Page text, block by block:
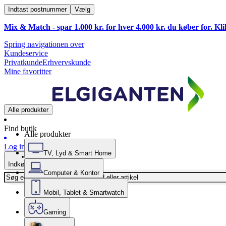
Indtast postnummer Vælg
Mix & Match - spar 1.000 kr. for hver 4.000 kr. du køber for.
Spring navigationen over
Kundeservice
PrivatkundeErhvervskunde
Mine favoritter
Alle produkter
Find butik
Log ind
Indkøbskurv
Alle produkter
TV, Lyd & Smart Home
Computer & Kontor
Mobil, Tablet & Smartwatch
Gaming